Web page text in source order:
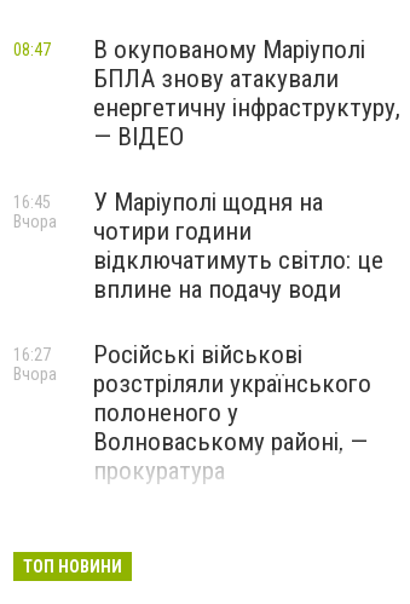
В окупованому Маріуполі
БПЛА знову атакували
енергетичну інфраструктуру,
— ВІДЕО
08:47
У Маріуполі щодня на
чотири години
відключатимуть світло: це
вплине на подачу води
16:45
Вчора
Російські військові
розстріляли українського
полоненого у
Волноваському районі, —
прокуратура
16:27
Вчора
адміністрація оскаржує
Вчора
ТОП НОВИНИ